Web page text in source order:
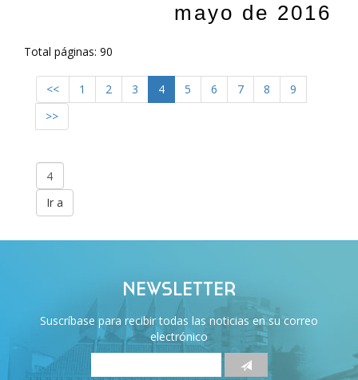
mayo de 2016
Total páginas: 90
<< 1 2 3 4 5 6 7 8
9
>>
NEWSLETTER
Suscríbase para recibir todas las noticias en su correo
electrónico